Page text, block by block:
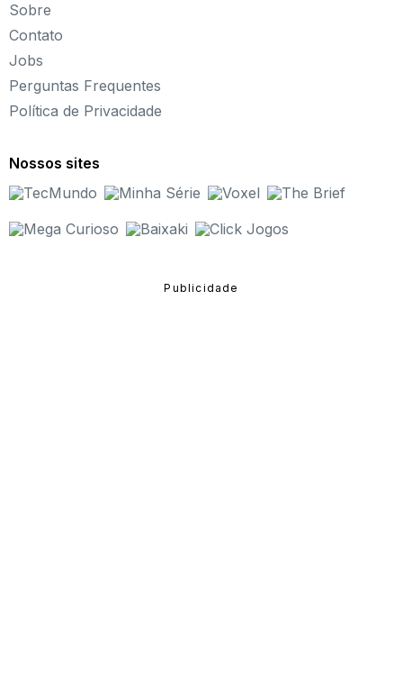
Não tem mistério! Com os jogos de decoração, você vai
arrumar ambientes para diversas comemorações!
Escolha os itens que ficam mais bonitos e que
combinam entre si, para que o ambiente fique perfeito.
Em alguns jogos, você terá algumas fases para passar.
Ainda, há jogos em que é preciso decorar roupas e
Sobre
Contato
Jobs
Perguntas Frequentes
Política de Privacidade
Nossos sites